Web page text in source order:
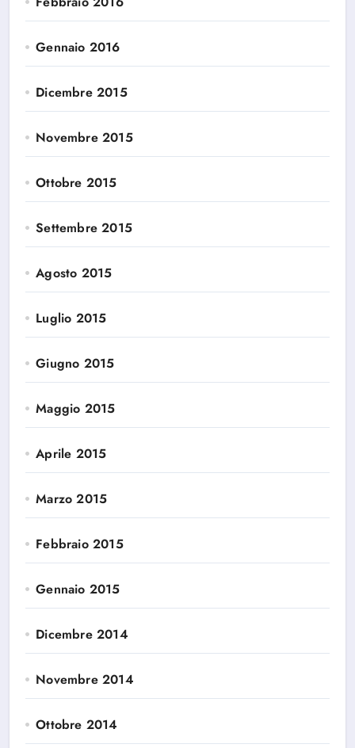
Gennaio 2016
Dicembre 2015
Novembre 2015
Ottobre 2015
Settembre 2015
Agosto 2015
Luglio 2015
Giugno 2015
Maggio 2015
Aprile 2015
Marzo 2015
Febbraio 2015
Gennaio 2015
Dicembre 2014
Novembre 2014
Ottobre 2014